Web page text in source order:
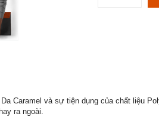
Caramel và sự tiện dụng của chất liệu
ra ngoài.